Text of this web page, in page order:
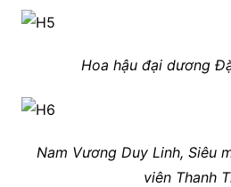
Hoa hậu đại dương
Nam Vương Duy Linh, Siêu
viên Thanh